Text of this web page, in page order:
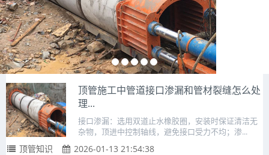
顶管施工中管道接口渗漏和管材裂缝怎么处
理...
接口渗漏：选用双道止水橡胶圈，安装时保证清洁无
杂物，顶进中控制轴线，避免接口受力不均；渗...
顶管知识 2026-01-13 21:54:38